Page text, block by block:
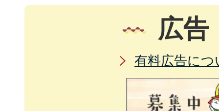
広告
有料広告につ